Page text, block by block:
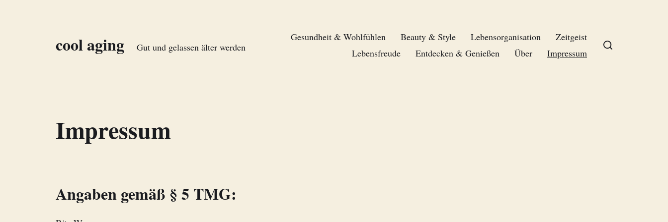
cool aging Gut und gelassen älter werden
Gesundheit & Wohlfühlen Beauty & Style Lebensorganisation
Zeitgeist
Lebensfreude
Entdecken & Genießen Über Impressum
Impressum
Angaben gemäß § 5 TMG: